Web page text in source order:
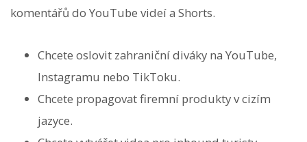
komentářů do YouTube videí a Shorts.
Chcete oslovit zahraniční diváky na YouTube,
Instagramu nebo TikToku.
Chcete propagovat firemní produkty v cizím
jazyce.